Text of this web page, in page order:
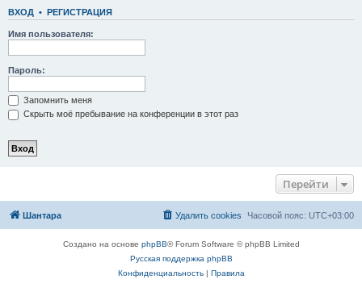
ВХОД • РЕГИСТРАЦИЯ
Имя пользователя:
Пароль:
Запомнить меня
Скрыть моё пребывание на конференции в этот раз
Перейти
Шантара Часовой пояс: UTC+03:00
Удалить cookies
Создано на основе phpBB® Forum Software © phpBB Limited
Русская поддержка phpBB
Конфиденциальность| Правила